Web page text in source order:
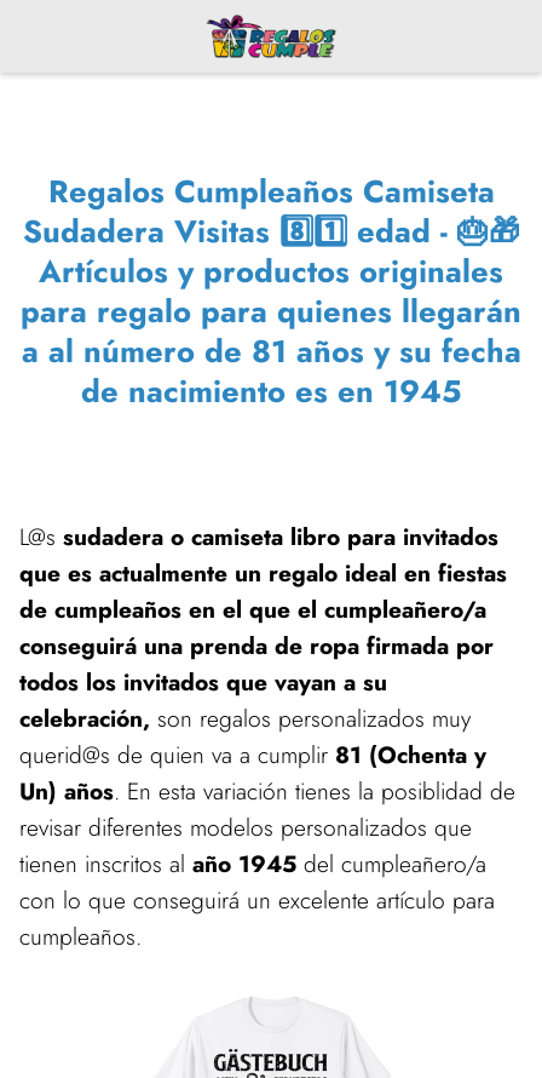
Regalos Cumpleaños Camiseta
Sudadera Visitas 8️⃣1️⃣ edad - 🎂🎁
Artículos y productos originales
para regalo para quienes llegarán
a al número de 81 años y su fecha
de nacimiento es en 1945
L@s sudadera o camiseta libro para invitados
que es actualmente un regalo ideal en fiestas
de cumpleaños en el que el cumpleañero/a
conseguirá una prenda de ropa firmada por
todos los invitados que vayan a su
celebración, son regalos personalizados muy
querid@s de quien va a cumplir 81 (Ochenta y
Un) años. En esta variación tienes la posiblidad de
revisar diferentes modelos personalizados que
tienen inscritos al año 1945 del cumpleañero/a
con lo que conseguirá un excelente artículo para
cumpleaños.